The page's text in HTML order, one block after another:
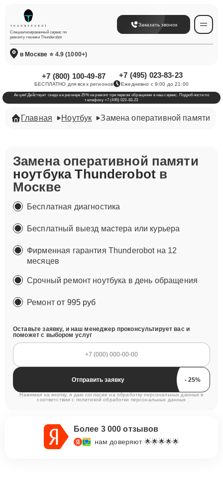
Специализированный сервис по
ремонту техники Thunderobot
Заказать звонок
в Москве ⭐ 4.9 (1000+)
+7 (800) 100-49-87
БЕСПЛАТНО для всех регионов
+7 (495) 023-83-23
Ежедневно с 9:00 до 21:00
Акция! Действует скидка в размере 25% на ремонт при первом обращении в наш сервис. Подробности по
телефону +7 (495) 023-83-23
Главная Ноутбук Замена оперативной памяти
Замена оперативной памяти
ноутбука Thunderobot в
Москве
Бесплатная диагностика
Бесплатный выезд мастера или курьера
Фирменная гарантия Thunderobot на 12
месяцев
Срочный ремонт ноутбука в день обращения
Ремонтот 995 руб
Оставьте заявку, и наш менеджер проконсультирует вас и
поможет с выбором услуг
Отправить заявку
Нажимая на кнопку, я даю согласие на обработку персональных данных в
соответствии с политикой обработки персональных данных
Более 3 000 отзывов
нам доверяют 🌟🌟🌟🌟🌟